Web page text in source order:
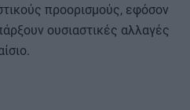
προορισμούς, εφόσον
ουσιαστικές αλλαγές